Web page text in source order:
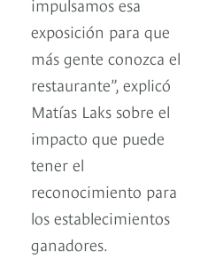
exposición para que
más gente conozca el
restaurante”, explicó
Matías Laks sobre el
impacto que puede
tener el
reconocimiento para
los establecimientos
ganadores.